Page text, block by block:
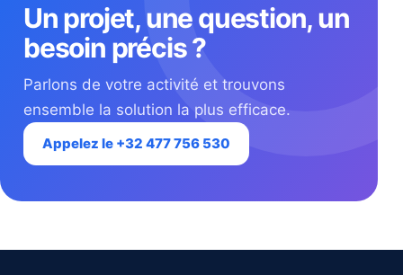
Un projet, une question, un
besoin précis ?
Parlons de votre activité et trouvons
ensemble la solution la plus efficace.
Appelez le +32 477 756 530